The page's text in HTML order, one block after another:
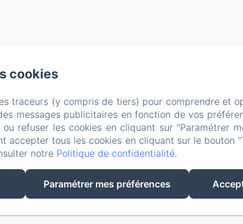
cookies
traceurs (y compris de tiers) pour comprendre et
messages publicitaires en fonction de vos
refuser les cookies en cliquant sur "Paramétrer
accepter tous les cookies en cliquant sur le bouton
notre Politique de confidentialité.
Paramétrer mes préférences